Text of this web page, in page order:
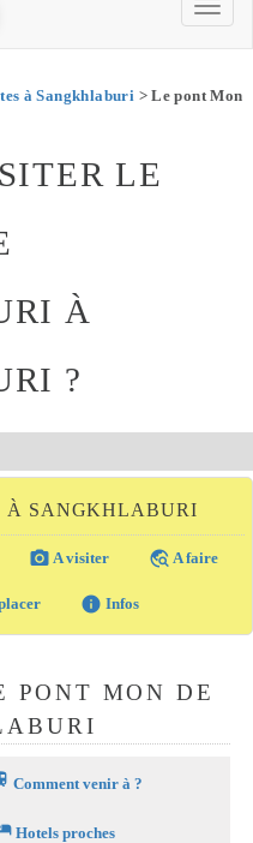
à Sangkhlaburi > Le pont Mon
LE
À
?
À SANGKHLABURI
photo_camera A visiter travel_explore A faire
info Infos
PONT MON DE
Comment venir à ?
Hotels proches